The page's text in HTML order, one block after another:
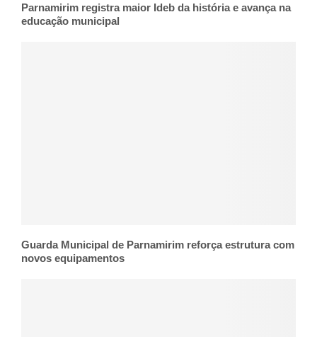
Parnamirim registra maior Ideb da história e avança na
educação municipal
Guarda Municipal de Parnamirim reforça estrutura com
novos equipamentos